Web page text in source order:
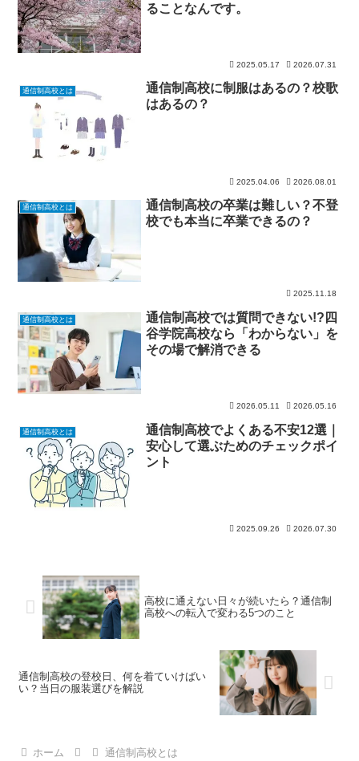
ることなんです。
2025.05.17 2026.07.31
通信制高校とは
通信制高校に制服はあるの？校歌
はあるの？
2025.04.06 2026.08.01
通信制高校とは
通信制高校の卒業は難しい？不登
校でも本当に卒業できるの？
2025.11.18
通信制高校とは
通信制高校では質問できない!?四
谷学院高校なら「わからない」を
その場で解消できる
2026.05.11 2026.05.16
通信制高校とは
通信制高校でよくある不安12選｜
安心して選ぶためのチェックポイ
ント
2025.09.26 2026.07.30
高校に通えない日々が続いたら？通信制
高校への転入で変わる5つのこと
通信制高校の登校日、何を着ていけばい
い？当日の服装選びを解説
ホーム 通信制高校とは